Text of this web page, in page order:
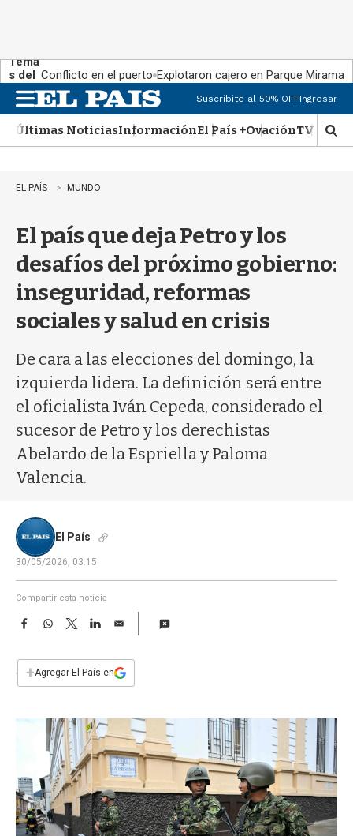
Tema
s del
día:
Conflicto en el puerto Explotaron cajero en Parque Miramar
n
u
Suscribite al 50% OFFIngresar
Últimas NoticiasInformaciónEl País +OvaciónTV Show
M
o
�
EL PAÍS MUNDO
El país que deja Petro y los
desafíos del próximo gobierno:
inseguridad, reformas
sociales y salud en crisis
De cara a las elecciones del domingo, la
izquierda lidera. La definición será entre
el oficialista Iván Cepeda, considerado el
sucesor de Petro y los derechistas
Abelardo de la Espriella y Paloma
Valencia.
El País
30/05/2026, 03:15
Compartir esta noticia
F
e
b
W
s
p
T
w
t
L
n
E
i
l
+Agregar El País en